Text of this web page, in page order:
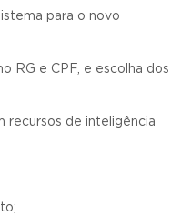
para o novo
RG e CPF, e escolha dos
recursos de inteligência